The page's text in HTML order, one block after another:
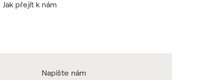
Jak přejít k nám
Napište nám